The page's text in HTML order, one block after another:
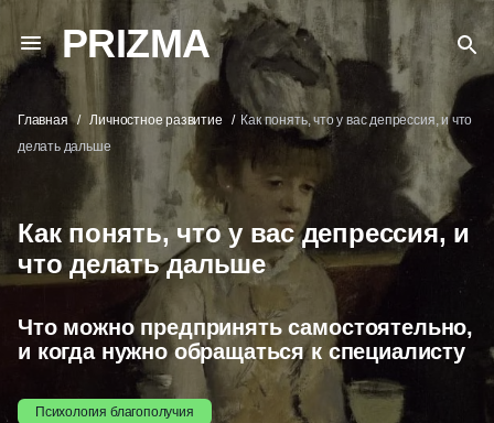
PRIZMA
Главная Личностное развитие
Как понять, что у вас депрессия, и что
делать дальше
Как понять, что у вас депрессия, и
что делать дальше
Что можно предпринять самостоятельно,
и когда нужно обращаться к специалисту
Психология благополучия